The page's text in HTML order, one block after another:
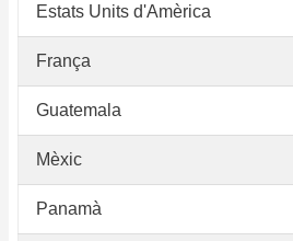
Estats Units d'Amèrica
França
Guatemala
Mèxic
Panamà